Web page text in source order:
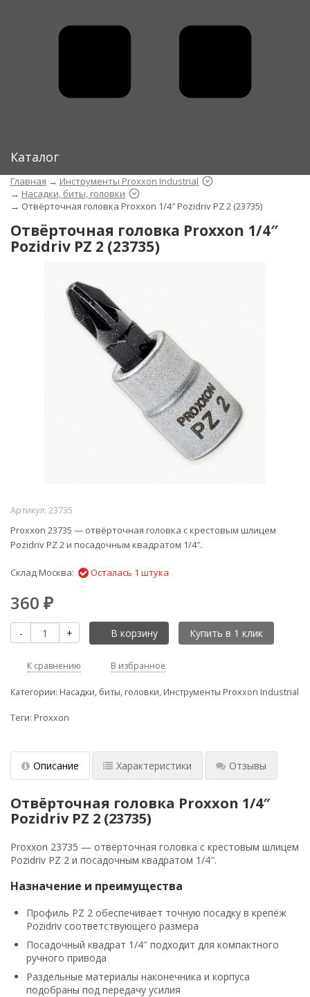
Каталог
Главная → Инструменты Proxxon Industrial
→ Насадки, биты, головки
→ Отвёрточная головка Proxxon 1/4″ Pozidriv PZ 2 (23735)
Отвёрточная головка Proxxon 1/4″
Pozidriv PZ 2 (23735)
Артикул: 23735
Proxxon 23735 — отвёрточная головка с крестовым шлицем
Pozidriv PZ 2 и посадочным квадратом 1/4″.
Склад Москва: Осталась 1 штука
360 ₽
- + В корзину
К сравнению В избранное
Категории: Насадки, биты, головки, Инструменты Proxxon Industrial
Теги: Proxxon
Описание Характеристики Отзывы
Отвёрточная головка Proxxon 1/4″
Pozidriv PZ 2 (23735)
Proxxon 23735 — отвёрточная головка с крестовым шлицем
Pozidriv PZ 2 и посадочным квадратом 1/4″.
Назначение и преимущества
Профиль PZ 2 обеспечивает точную посадку в крепёж
Pozidriv соответствующего размера
Посадочный квадрат 1/4″ подходит для компактного
ручного привода
Раздельные материалы наконечника и корпуса
подобраны под передачу усилия